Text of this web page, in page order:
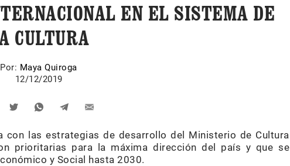
EN EL SISTEMA DE
CULTURA
Por: Maya Quiroga
12/12/2019
con las estrategias de desarrollo del Ministerio de Cultura
prioritarias para la máxima dirección del país y que se
y Social hasta 2030.